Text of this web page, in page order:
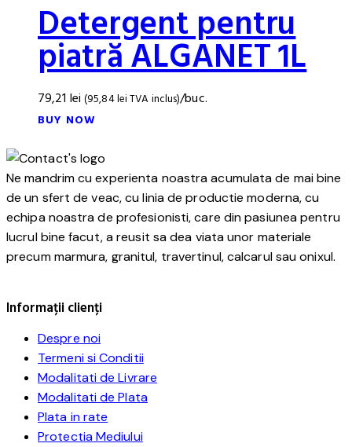
Detergent pentru
piatră ALGANET 1L
79,21 lei (95,84lei TVA inclus)/buc.
BUY NOW
Ne mandrim cu experienta noastra acumulata de mai bine
de un sfert de veac, cu linia de productie moderna, cu
echipa noastra de profesionisti, care din pasiunea pentru
lucrul bine facut, a reusit sa dea viata unor materiale
precum marmura, granitul, travertinul, calcarul sau onixul.
Informații clienți
Despre noi
Termeni si Conditii
Modalitati de Livrare
Modalitati de Plata
Plata in rate
Protectia Mediului